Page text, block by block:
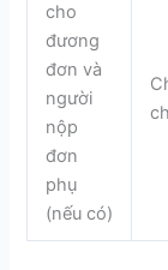
cho
đương
đơn và
người
nộp
đơn
phụ
(nếu có)